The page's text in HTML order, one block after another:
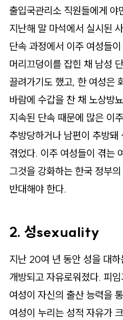
출입국관리소 직원들에게 야
지난해 말 마석에서 실시된
단속 과정에서 이주 여성들
머리끄덩이를 잡힌 채 남성
끌려가기도 했고, 한 여성은
바람에 수갑을 찬 채 노상방
지속된 단속 때문에 많은 이
추방당하거나 남편이 추방돼
겪었다. 이주 여성들이 겪는
그것을 강화하는 한국 정부
반대해야 한다.
2. 성sexuality
지난 20여 년 동안 성을 대
개방되고 자유로워졌다. 피
여성이 자신의 출산 능력을
여성이 누리는 성적 자유가